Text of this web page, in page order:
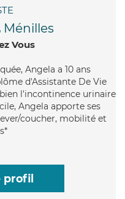
Ménilles
Vous
Angela a 10 ans
d'Assistante De Vie
l'incontinence urinaire
Angela apporte ses
coucher, mobilité et
profil